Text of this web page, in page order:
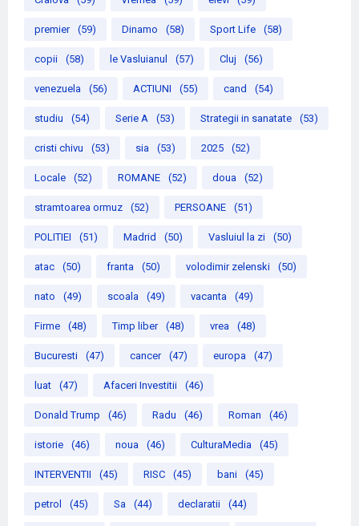
premier (59) Dinamo (58) Sport Life (58)
copii (58) le Vasluianul (57) Cluj (56)
venezuela (56) ACTIUNI (55) cand (54)
studiu (54) Serie A (53) Strategii in sanatate (53)
cristi chivu (53) sia (53) 2025 (52)
Locale (52) ROMANE (52) doua (52)
stramtoarea ormuz (52) PERSOANE (51)
POLITIEI (51) Madrid (50) Vasluiul la zi (50)
atac (50) franta (50) volodimir zelenski (50)
nato (49) scoala (49) vacanta (49)
Firme (48) Timp liber (48) vrea (48)
Bucuresti (47) cancer (47) europa (47)
luat (47) Afaceri Investitii (46)
Donald Trump (46) Radu (46) Roman (46)
istorie (46) noua (46) CulturaMedia (45)
INTERVENTII (45) RISC (45) bani (45)
petrol (45) Sa (44) declaratii (44)